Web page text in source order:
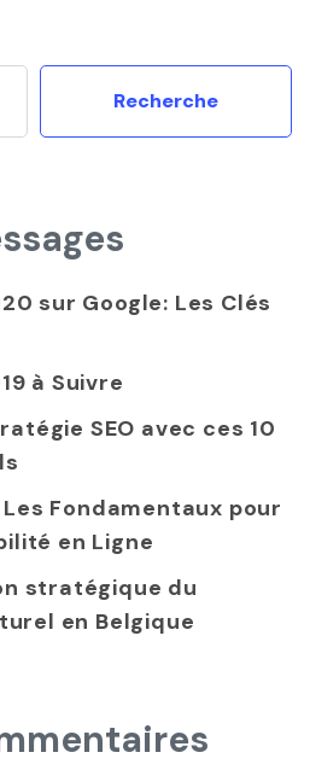
Recherche
sur Google: Les Clés
à Suivre
SEO avec ces 10
Fondamentaux pour
en Ligne
stratégique du
en Belgique